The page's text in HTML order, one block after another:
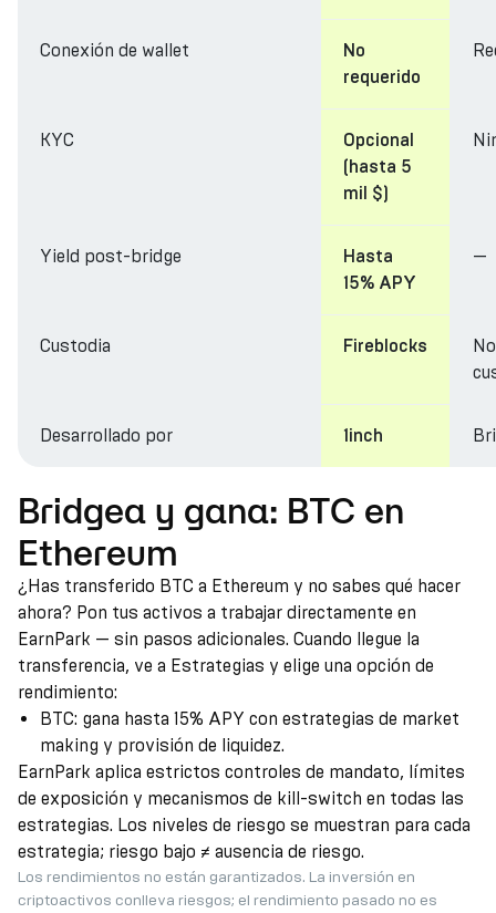
Conexión de wallet
No
requerido
KYC
Opcional
(hasta 5
mil $)
Yield post-bridge
Hasta
15% APY
—
Custodia Fireblocks
Desarrollado por 1inch
Bridgea y gana: BTC en
Ethereum
¿Has transferido BTC a Ethereum y no sabes qué hacer
ahora? Pon tus activos a trabajar directamente en
EarnPark — sin pasos adicionales. Cuando llegue la
transferencia, ve a Estrategias y elige una opción de
rendimiento:
BTC: gana hasta 15% APY con estrategias de market
making y provisión de liquidez.
EarnPark aplica estrictos controles de mandato, límites
de exposición y mecanismos de kill-switch en todas las
estrategias. Los niveles de riesgo se muestran para cada
estrategia; riesgo bajo ≠ ausencia de riesgo.
Los rendimientos no están garantizados. La inversión en
criptoactivos conlleva riesgos; el rendimiento pasado no es